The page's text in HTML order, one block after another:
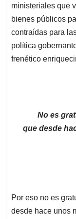
ministeriales que
bienes públicos
contraídas para
política
frenético
No es
que desde
Por eso no es
desde hace unos